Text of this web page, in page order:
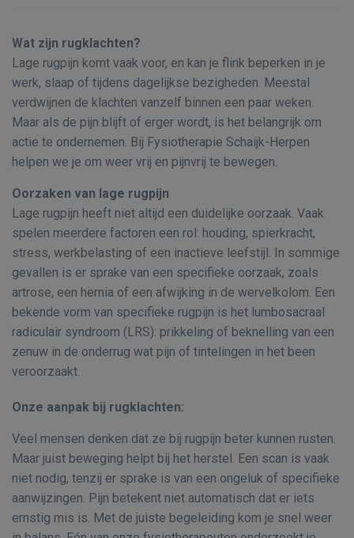
Wat zijn rugklachten?
Lage rugpijn komt vaak voor, en kan je flink beperken in je
werk, slaap of tijdens dagelijkse bezigheden. Meestal
verdwijnen de klachten vanzelf binnen een paar weken.
Maar als de pijn blijft of erger wordt, is het belangrijk om
actie te ondernemen. Bij Fysiotherapie Schaijk-Herpen
helpen we je om weer vrij en pijnvrij te bewegen.
Oorzaken van lage rugpijn
Lage rugpijn heeft niet altijd een duidelijke oorzaak. Vaak
spelen meerdere factoren een rol: houding, spierkracht,
stress, werkbelasting of een inactieve leefstijl. In sommige
gevallen is er sprake van een specifieke oorzaak, zoals
artrose, een hernia of een afwijking in de wervelkolom. Een
bekende vorm van specifieke rugpijn is het lumbosacraal
radiculair syndroom (LRS): prikkeling of beknelling van een
zenuw in de onderrug wat pijn of tintelingen in het been
veroorzaakt.
Onze aanpak bij rugklachten:
Veel mensen denken dat ze bij rugpijn beter kunnen rusten.
Maar juist beweging helpt bij het herstel. Een scan is vaak
niet nodig, tenzij er sprake is van een ongeluk of specifieke
aanwijzingen. Pijn betekent niet automatisch dat er iets
ernstig mis is. Met de juiste begeleiding kom je snel weer